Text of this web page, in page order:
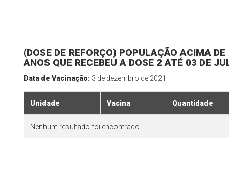
(DOSE DE REFORÇO) POPULAÇÃO ACIMA DE
ANOS QUE RECEBEU A DOSE 2 ATÉ 03 DE
Data de Vacinação: 3 de dezembro de 2021
Unidade Vacina Quantidade
Nenhum resultado foi encontrado.